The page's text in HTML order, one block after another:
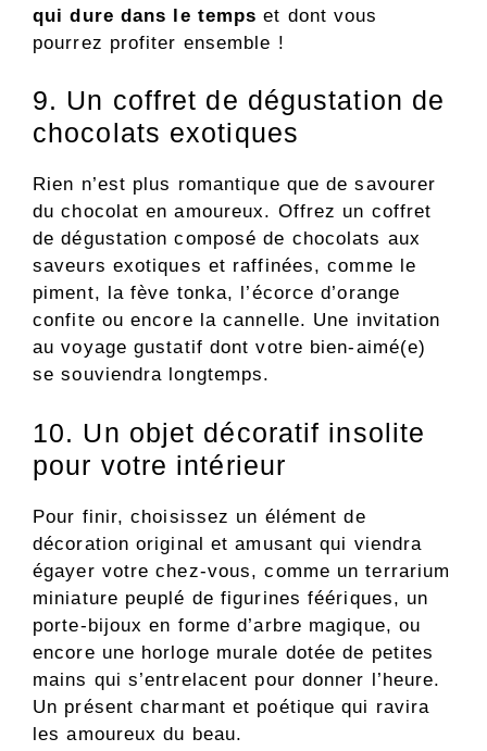
qui dure dans le temps et dont vous
pourrez profiter ensemble !
9. Un coffret de dégustation de
chocolats exotiques
Rien n’est plus romantique que de savourer
du chocolat en amoureux. Offrez un coffret
de dégustation composé de chocolats aux
saveurs exotiques et raffinées, comme le
piment, la fève tonka, l’écorce d’orange
confite ou encore la cannelle. Une invitation
au voyage gustatif dont votre bien-aimé(e)
se souviendra longtemps.
10. Un objet décoratif insolite
pour votre intérieur
Pour finir, choisissez un élément de
décoration original et amusant qui viendra
égayer votre chez-vous, comme un terrarium
miniature peuplé de figurines féériques, un
porte-bijoux en forme d’arbre magique, ou
encore une horloge murale dotée de petites
mains qui s’entrelacent pour donner l’heure.
Un présent charmant et poétique qui ravira
les amoureux du beau.